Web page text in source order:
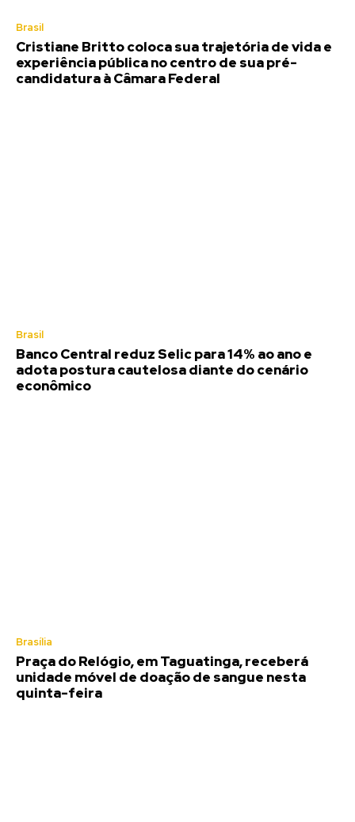
Brasil
Cristiane Britto coloca sua trajetória de vida e
experiência pública no centro de sua pré-
candidatura à Câmara Federal
Brasil
Banco Central reduz Selic para 14% ao ano e
adota postura cautelosa diante do cenário
econômico
Brasília
Praça do Relógio, em Taguatinga, receberá
unidade móvel de doação de sangue nesta
quinta-feira